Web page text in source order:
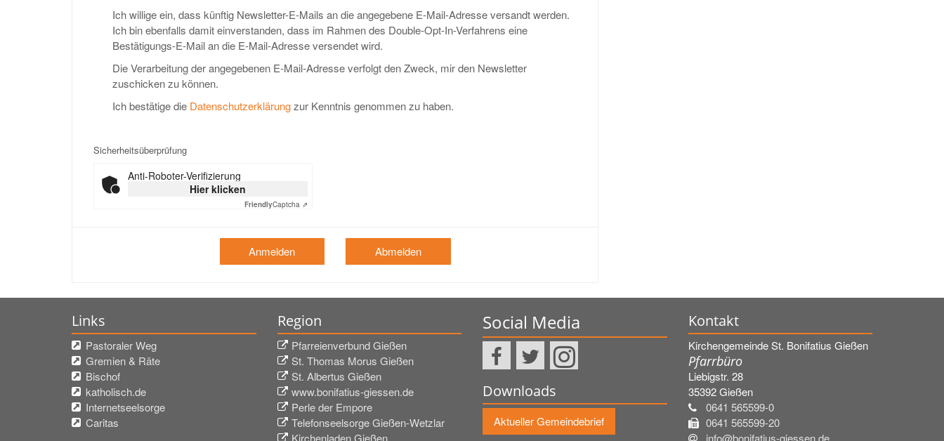
Ich willige ein, dass künftig Newsletter-E-Mails an die angegebene E-Mail-Adresse versandt werden.
Ich bin ebenfalls damit einverstanden, dass im Rahmen des Double-Opt-In-Verfahrens eine
Bestätigungs-E-Mail an die E-Mail-Adresse versendet wird.
Die Verarbeitung der angegebenen E-Mail-Adresse verfolgt den Zweck, mir den Newsletter
zuschicken zu können.
Ich bestätige die Datenschutzerklärungzur Kenntnis genommen zu haben.
Sicherheitsüberprüfung
Anti-Roboter-Verifizierung
Hier klicken
FriendlyCaptcha ⇗
Anmelden Abmelden
Links
Pastoraler Weg
Gremien & Räte
Bischof
katholisch.de
Internetseelsorge
Caritas
Region
Pfarreienverbund Gießen
St. Thomas Morus Gießen
St. Albertus Gießen
www.bonifatius-giessen.de
Perle der Empore
Telefonseelsorge Gießen-Wetzlar
Kirchenladen Gießen
Social Media
Downloads
Aktueller Gemeindebrief
Kontakt
Kirchengemeinde St. Bonifatius Gießen
Pfarrbüro
Liebigstr. 28
35392Gießen
0641 565599-0
0641 565599-20
info@bonifatius-giessen.de